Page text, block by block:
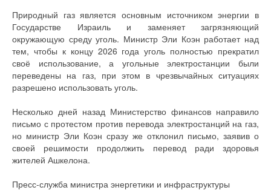
Природный газ является основным источником энергии в
Государстве Израиль и заменяет загрязняющий
окружающую среду уголь. Министр Эли Коэн работает над
тем, чтобы к концу 2026 года уголь полностью прекратил
своё использование, а угольные электростанции были
переведены на газ, при этом в чрезвычайных ситуациях
разрешено использовать уголь.
Несколько дней назад Министерство финансов направило
письмо с протестом против перевода электростанций на газ,
но министр Эли Коэн сразу же отклонил письмо, заявив о
своей решимости продолжить перевод ради здоровья
жителей Ашкелона.
Пресс-служба министра энергетики и инфраструктуры